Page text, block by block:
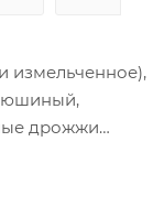
измельченное),
дрожжи